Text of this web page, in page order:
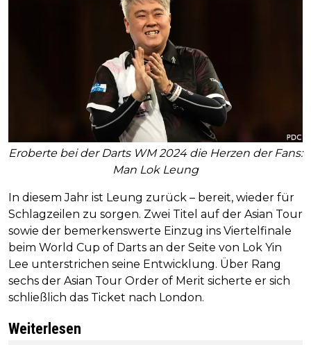
Eroberte bei der Darts WM 2024 die Herzen der Fans:
Man Lok Leung
In diesem Jahr ist Leung zurück – bereit, wieder für
Schlagzeilen zu sorgen. Zwei Titel auf der Asian Tour
sowie der bemerkenswerte Einzug ins Viertelfinale
beim World Cup of Darts an der Seite von Lok Yin
Lee unterstrichen seine Entwicklung. Über Rang
sechs der Asian Tour Order of Merit sicherte er sich
schließlich das Ticket nach London.
Weiterlesen